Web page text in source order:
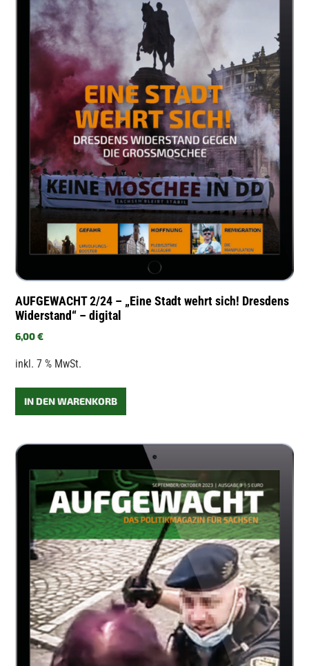
AUFGEWACHT 2/24 – „Eine Stadt wehrt sich! Dresdens
Widerstand“ – digital
6,00€
inkl. 7 % MwSt.
IN DEN WARENKORB